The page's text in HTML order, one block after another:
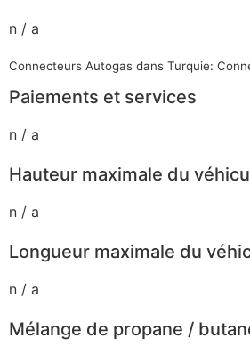
n / a
Connecteurs Autogas dans Turquie:
Paiements et services
n / a
Hauteur maximale du
n / a
Longueur maximale du
n / a
Mélange de propane /